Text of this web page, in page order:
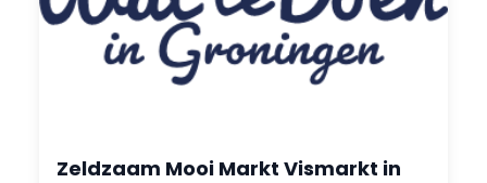
Zeldzaam Mooi Markt Vismarkt in